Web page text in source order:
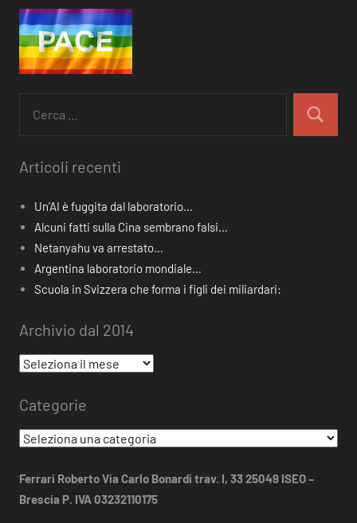
per:
Cerca
Articoli recenti
Un’AI è fuggita dal laboratorio…
Alcuni fatti sulla Cina sembrano falsi…
Netanyahu va arrestato…
Argentina laboratorio mondiale…
Scuola in Svizzera che forma i figli dei miliardari:
Archivio dal 2014
Archivio
2014
Categorie
Categorie
Ferrari Roberto Via Carlo Bonardi trav. I, 33 25049 ISEO –
Brescia P. IVA 03232110175